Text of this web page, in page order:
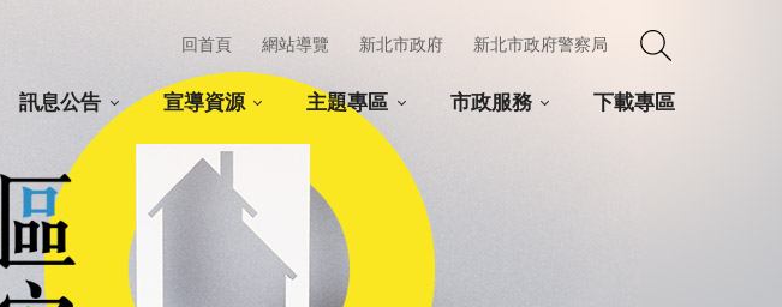
回首頁 網站導覽 新北市政府 新北市政府警察局
訊息公告 宣導資源 主題專區 市政服務 下載專區